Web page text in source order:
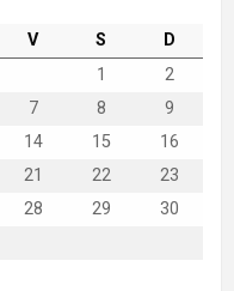
V S
D
1
2
7 8
9
14 15
16
21 22
23
28 29
30